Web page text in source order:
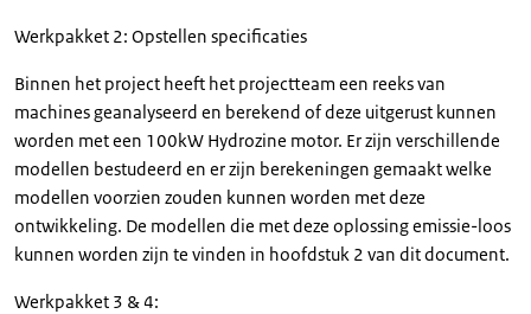
Werkpakket 2: Opstellen specificaties
Binnen het project heeft het projectteam een reeks van
machines geanalyseerd en berekend of deze uitgerust kunnen
worden met een 100kW Hydrozine motor. Er zijn verschillende
modellen bestudeerd en er zijn berekeningen gemaakt welke
modellen voorzien zouden kunnen worden met deze
ontwikkeling. De modellen die met deze oplossing emissie-loos
kunnen worden zijn te vinden in hoofdstuk 2 van dit document.
Werkpakket 3 & 4: